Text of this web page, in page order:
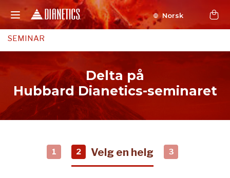
Norsk
SEMINAR
Delta på
Hubbard Dianetics-seminaret
1 2 Velg en helg 3